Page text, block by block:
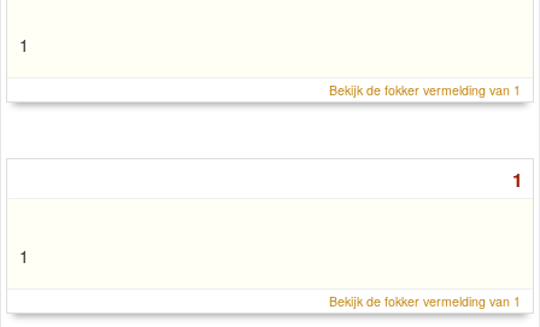
1
Bekijk de fokker vermelding van 1
1
1
Bekijk de fokker vermelding van 1